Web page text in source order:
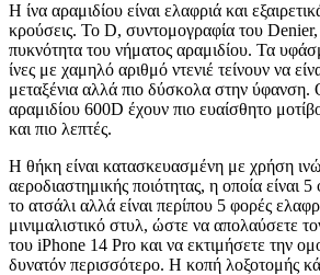
Η ίνα αραμιδίου είναι ελαφριά και
κρούσεις. Το D, συντομογραφία του Denier,
πυκνότητα του νήματος αραμιδίου. Τα
ίνες με χαμηλό αριθμό ντενιέ τείνουν να
μεταξένια αλλά πιο δύσκολα στην ύφανση.
αραμιδίου 600D έχουν πιο ευαίσθητο
και πιο λεπτές.
Η θήκη είναι κατασκευασμένη με χρήση
αεροδιαστημικής ποιότητας, η οποία είναι
το ατσάλι αλλά είναι περίπου 5 φορές
μινιμαλιστικό στυλ, ώστε να απολαύσετε
του iPhone 14 Pro και να εκτιμήσετε την
δυνατόν περισσότερο. Η κοπή λοξοτομής